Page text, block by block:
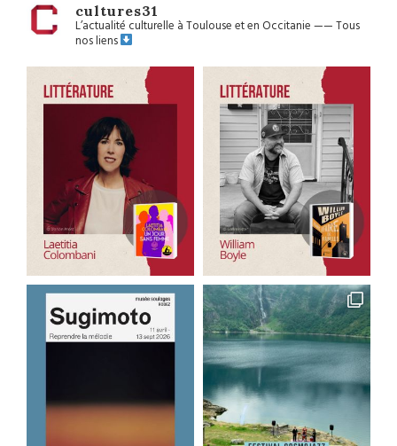
cultures31
L’actualité culturelle à Toulouse et en Occitanie——Tous
nos liens